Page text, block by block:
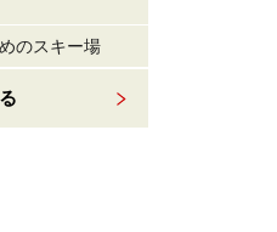
のスキー場